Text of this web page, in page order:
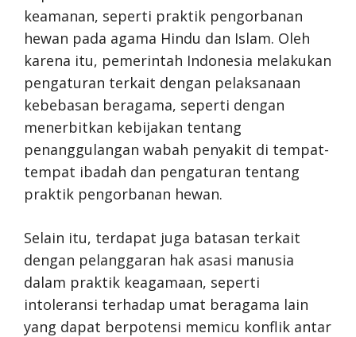
keamanan, seperti praktik pengorbanan
hewan pada agama Hindu dan Islam. Oleh
karena itu, pemerintah Indonesia melakukan
pengaturan terkait dengan pelaksanaan
kebebasan beragama, seperti dengan
menerbitkan kebijakan tentang
penanggulangan wabah penyakit di tempat-
tempat ibadah dan pengaturan tentang
praktik pengorbanan hewan.
Selain itu, terdapat juga batasan terkait
dengan pelanggaran hak asasi manusia
dalam praktik keagamaan, seperti
intoleransi terhadap umat beragama lain
yang dapat berpotensi memicu konflik antar